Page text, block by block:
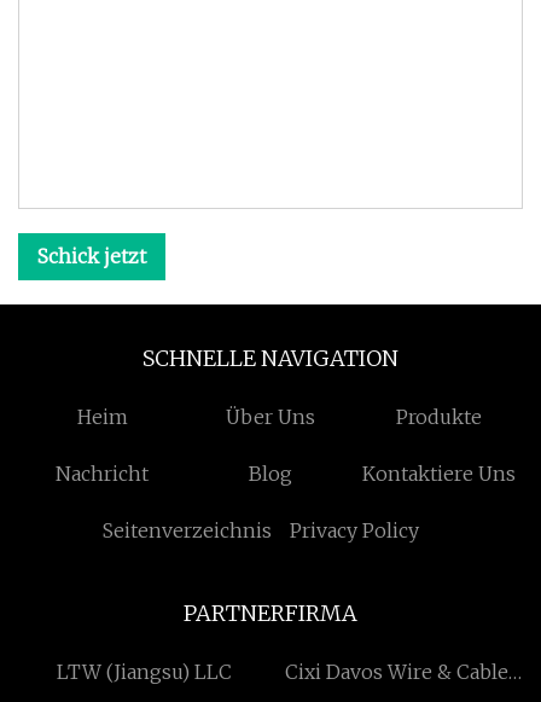
Schick jetzt
SCHNELLE NAVIGATION
Heim Über Uns Produkte
Nachricht Blog Kontaktiere Uns
Seitenverzeichnis Privacy Policy
PARTNERFIRMA
LTW (Jiangsu) LLC
Cixi Davos Wire & Cable